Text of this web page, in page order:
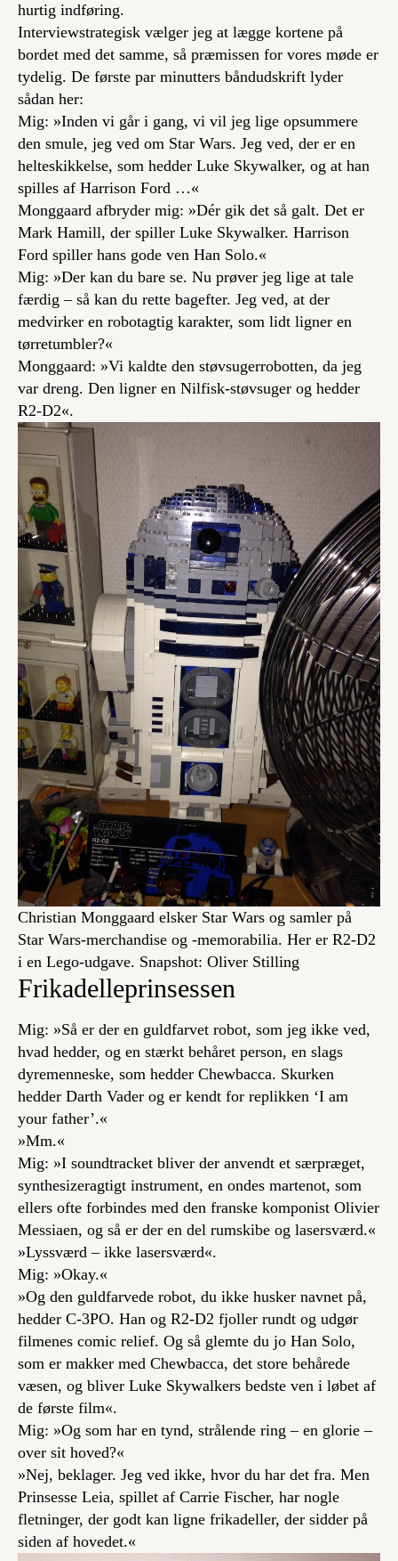
hurtig indføring.
Interviewstrategisk vælger jeg at lægge kortene på
bordet med det samme, så præmissen for vores møde er
tydelig. De første par minutters båndudskrift lyder
sådan her:
Mig: »Inden vi går i gang, vi vil jeg lige opsummere
den smule, jeg ved om Star Wars. Jeg ved, der er en
helteskikkelse, som hedder Luke Skywalker, og at han
spilles af Harrison Ford …«
Monggaard afbryder mig: »Dér gik det så galt. Det er
Mark Hamill, der spiller Luke Skywalker. Harrison
Ford spiller hans gode ven Han Solo.«
Mig: »Der kan du bare se. Nu prøver jeg lige at tale
færdig – så kan du rette bagefter. Jeg ved, at der
medvirker en robotagtig karakter, som lidt ligner en
tørretumbler?«
Monggaard: »Vi kaldte den støvsugerrobotten, da jeg
var dreng. Den ligner en Nilfisk-støvsuger og hedder
R2-D2«.
Christian Monggaard elsker Star Wars og samler på
Star Wars-merchandise og -memorabilia. Her er R2-D2
i en Lego-udgave. Snapshot: Oliver Stilling
Frikadelleprinsessen
Mig: »Så er der en guldfarvet robot, som jeg ikke ved,
hvad hedder, og en stærkt behåret person, en slags
dyremenneske, som hedder Chewbacca. Skurken
hedder Darth Vader og er kendt for replikken ‘I am
your father’.«
»Mm.«
Mig: »I soundtracket bliver der anvendt et særpræget,
synthesizeragtigt instrument, en ondes martenot, som
ellers ofte forbindes med den franske komponist Olivier
Messiaen, og så er der en del rumskibe og lasersværd.«
»Lyssværd – ikke lasersværd«.
Mig: »Okay.«
»Og den guldfarvede robot, du ikke husker navnet på,
hedder C-3PO. Han og R2-D2 fjoller rundt og udgør
filmenes comic relief. Og så glemte du jo Han Solo,
som er makker med Chewbacca, det store behårede
væsen, og bliver Luke Skywalkers bedste ven i løbet af
de første film«.
Mig: »Og som har en tynd, strålende ring – en glorie –
over sit hoved?«
»Nej, beklager. Jeg ved ikke, hvor du har det fra. Men
Prinsesse Leia, spillet af Carrie Fischer, har nogle
fletninger, der godt kan ligne frikadeller, der sidder på
siden af hovedet.«